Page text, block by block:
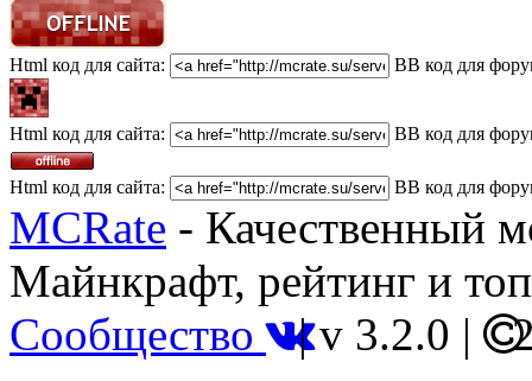
Html код для сайта: BB код для
Html код для сайта: BB код для
Html код для сайта: BB код для
MCRate - Качественный
Майнкрафт, рейтинг и
Сообщество |v 3.2.0 |